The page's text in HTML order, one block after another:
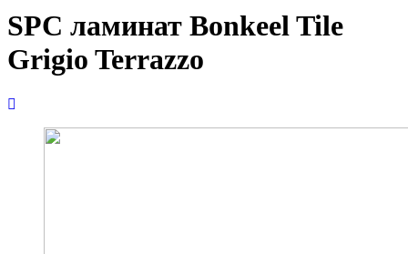
SPC ламинат Bonkeel Tile
Grigio Terrazzo